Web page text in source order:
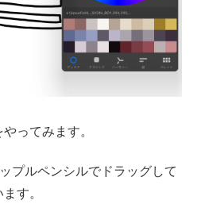
ってみます。
プルペンシルでドラッグして
す。